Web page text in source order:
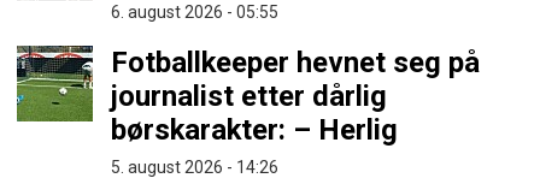
6. august 2026 - 05:55
Fotballkeeper hevnet seg på
journalist etter dårlig
børskarakter: – Herlig
5. august 2026 - 14:26